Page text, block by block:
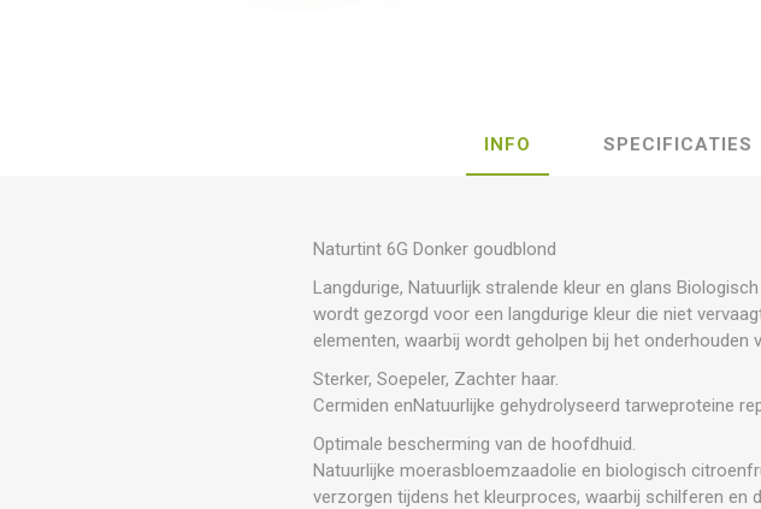
INFO SPECIFICATIES
Naturtint 6G Donker goudblond
Langdurige, Natuurlijk stralende kleur en glans
wordt gezorgd voor een langdurige kleur die niet
elementen, waarbij wordt geholpen bij het onderhouden
Sterker, Soepeler, Zachter haar.
Cermiden enNatuurlijke gehydrolyseerd tarweproteine
Optimale bescherming van de hoofdhuid.
Natuurlijke moerasbloemzaadolie en biologisch
verzorgen tijdens het kleurproces, waarbij schilferen en